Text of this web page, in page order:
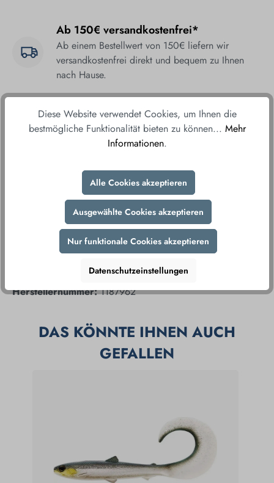
Ab 150€ versandkostenfrei*
Ab einem Bestellwert von 150€ liefern wir
versandkostenfrei direkt und bequem zu Ihnen
nach Hause.
Fair & sicher bestellen
Durch unsere sicheren Zahlungsmethoden und
verschlüsselte Datenübertragung gewährleisten wir
Ihnen ein sorgenfreies Einkaufserlebnis.
Produktnummer:184009
Herstellernummer:1187962
DAS KÖNNTE IHNEN AUCH
GEFALLEN
Diese Website verwendet Cookies, um Ihnen die
bestmögliche Funktionalität bieten zu können... Mehr
Informationen.
Alle Cookies akzeptieren
Ausgewählte Cookies akzeptieren
Nur funktionale Cookies akzeptieren
Datenschutzeinstellungen